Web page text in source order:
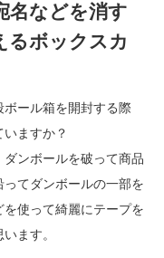
名などを消す
るボックスカ
ール箱を開封する際
ますか？
ンボールを破って商品
てダンボールの一部を
使って綺麗にテープを
ます。